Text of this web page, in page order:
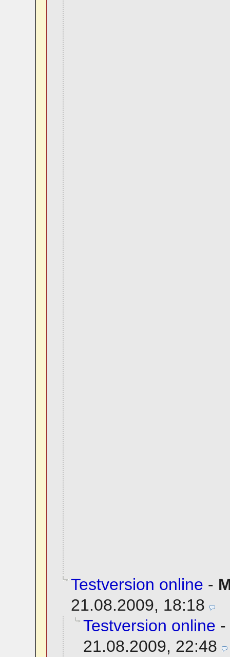
Testversion online -
21.08.2009, 18:18
Testversion online -
21.08.2009, 22:48